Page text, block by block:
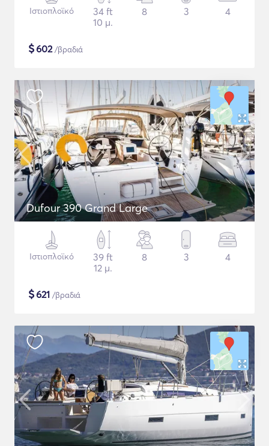
Ιστιοπλοϊκό
34 ft
10 μ.
8 3 4
$602/βραδιά
Dufour 390 Grand Large
Ιστιοπλοϊκό
39 ft
12 μ.
8 3 4
$621 /βραδιά